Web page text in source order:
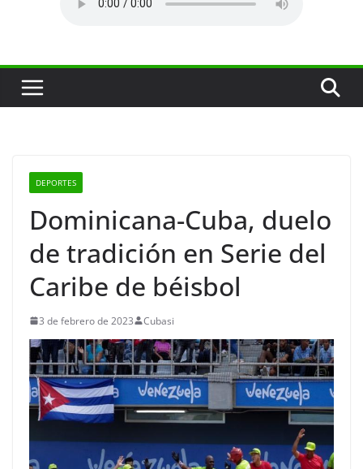
DEPORTES
Dominicana-Cuba, duelo
de tradición en Serie del
Caribe de béisbol
3 de febrero de 2023 Cubasi